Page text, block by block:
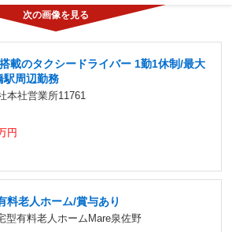
載のタクシードライバー 1勤1休制/最大
駅周辺勤務
本社営業所11761
円
料老人ホーム/賞与あり
型有料老人ホームMare泉佐野